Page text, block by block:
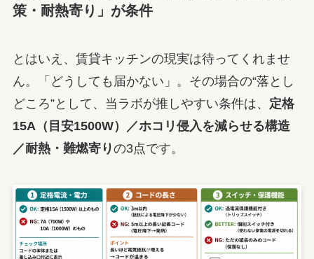
策・耐熱寄り」が条件
とはいえ、賃貸キッチンの現実は待ってくれませ
ん。「どうしても届かない」。その場合の“落とし
どころ”として、当ラボが推しやすい条件は、 定格
15A（目安1500W）／ホコリ侵入を減らせる構造
／耐熱・難燃寄りの3点です。